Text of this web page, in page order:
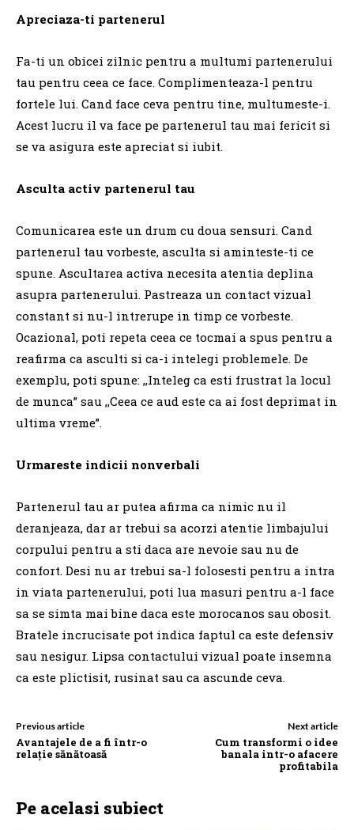
Apreciaza-ti partenerul
Fa-ti un obicei zilnic pentru a multumi partenerului
tau pentru ceea ce face. Complimenteaza-l pentru
fortele lui. Cand face ceva pentru tine, multumeste-i.
Acest lucru il va face pe partenerul tau mai fericit si
se va asigura este apreciat si iubit.
Asculta activ partenerul tau
Comunicarea este un drum cu doua sensuri. Cand
partenerul tau vorbeste, asculta si aminteste-ti ce
spune. Ascultarea activa necesita atentia deplina
asupra partenerului. Pastreaza un contact vizual
constant si nu-l intrerupe in timp ce vorbeste.
Ocazional, poti repeta ceea ce tocmai a spus pentru a
reafirma ca asculti si ca-i intelegi problemele. De
exemplu, poti spune: ,,Inteleg ca esti frustrat la locul
de munca” sau ,,Ceea ce aud este ca ai fost deprimat in
ultima vreme”.
Urmareste indicii nonverbali
Partenerul tau ar putea afirma ca nimic nu il
deranjeaza, dar ar trebui sa acorzi atentie limbajului
corpului pentru a sti daca are nevoie sau nu de
confort. Desi nu ar trebui sa-l folosesti pentru a intra
in viata partenerului, poti lua masuri pentru a-l face
sa se simta mai bine daca este morocanos sau obosit.
Bratele incrucisate pot indica faptul ca este defensiv
sau nesigur. Lipsa contactului vizual poate insemna
ca este plictisit, rusinat sau ca ascunde ceva.
Previous article
Avantajele de a fi într-o
relație sănătoasă
Next article
Cum transformi o idee
banala intr-o afacere
profitabila
Pe acelasi subiect